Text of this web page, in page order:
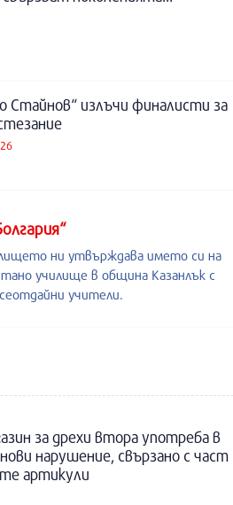
Стайнов“ излъчи финалисти за
ни утвърждава името си на
училище в община Казанлък с
учители.
за дрехи втора употреба в
нарушение, свързано с част
артикули